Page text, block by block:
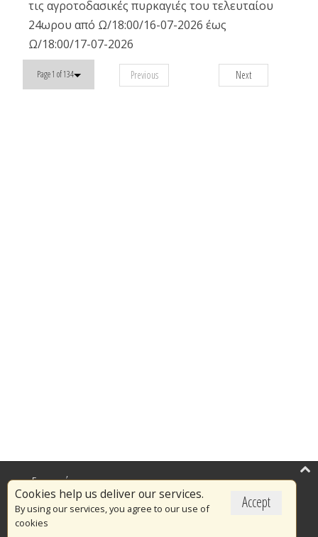
τις αγροτοδασικές πυρκαγιές του τελευταίου
24ωρου από Ω/18:00/16-07-2026 έως
Ω/18:00/17-07-2026
Page 1 of 134 Previous Next
Accept
Cookies help us deliver our services.
By using our services, you agree to our use of
cookies
Επικαιρότητα
Το Πυροσβεστικό Σώμα